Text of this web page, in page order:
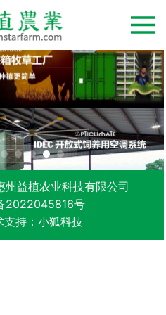
益植农业科技有限公司
2022045816号
支持：小狐科技